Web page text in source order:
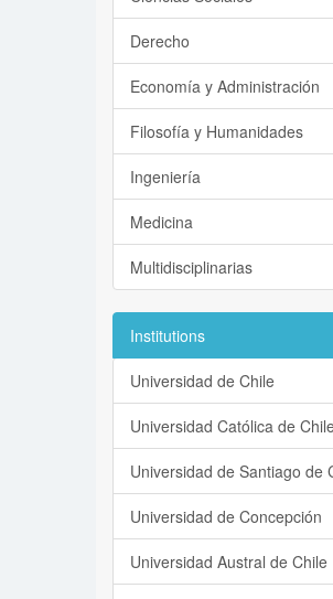
Derecho
Economía y Administración
Filosofía y Humanidades
Ingeniería
Medicina
Multidisciplinarias
Institutions
Universidad de Chile
Universidad Católica de
Universidad de Santiago de
Universidad de Concepción
Universidad Austral de Chile